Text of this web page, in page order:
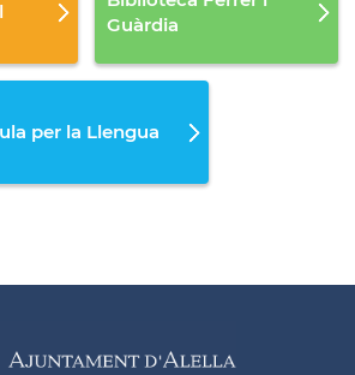
Guàrdia
per la Llengua